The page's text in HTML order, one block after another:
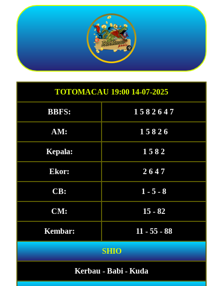
TOTOMACAU 19:00 14-07-2025
BBFS: 1 5 8 2 6 4 7
AM: 1 5 8 2 6
Kepala: 1 5 8 2
Ekor: 2 6 4 7
CB: 1 - 5 - 8
CM: 15 - 82
Kembar: 11 - 55 - 88
SHIO
Kerbau - Babi - Kuda